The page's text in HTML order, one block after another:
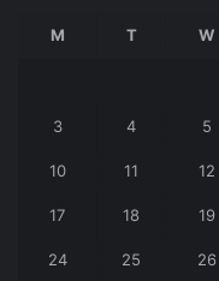
M T W
3 4 5
10 11 12
17 18 19
24 25 26